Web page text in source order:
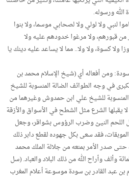
الله ورسوله.
لنبي ولا لولي ولا لصحابي موسما، ولا بنوا
من قبورهم، ولا مرغوا خدودهم عليه ولا
ولا كسوة، ولا ولا.. مما لا يساعد عليه دينك يا
ومن أفعاله أي (شيخ الإسلام محمد بن
في وجه الطوائف الضالة المنسوبة للشيخ
للشيخ علي ابن حمدوش وغيرهما من
لا يقبلها الشرع مثل الشطح في الأسواق والأزقة
اللحم النيئ وضرب الرؤوس بشواقر، وجعل
فقد سعى بكل جهوده لقطع دابر ذلك
صدر الأمر بمنعه من جلالة الملك محمد
وألف وأراح الله من ذلك البلاد والعباد. (سل
بن عبد القادر بن سودة موسوعة أعلام المغرب